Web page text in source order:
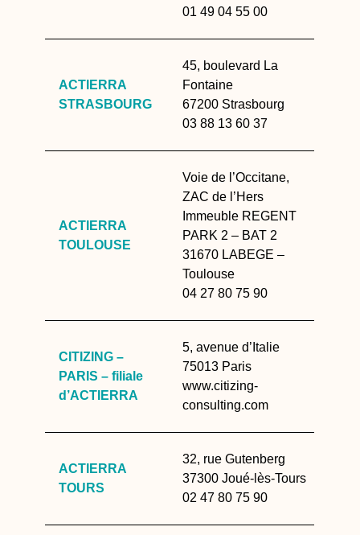
01 49 04 55 00
ACTIERRA
STRASBOURG
45, boulevard La
Fontaine
67200 Strasbourg
03 88 13 60 37
ACTIERRA
TOULOUSE
Voie de l’Occitane,
ZAC de l’Hers
Immeuble REGENT
PARK 2 – BAT 2
31670 LABEGE –
Toulouse
04 27 80 75 90
CITIZING –
PARIS – filiale
d’ACTIERRA
5, avenue d’Italie
75013 Paris
www.citizing-
consulting.com
ACTIERRA
TOURS
32, rue Gutenberg
37300 Joué-lès-Tours
02 47 80 75 90